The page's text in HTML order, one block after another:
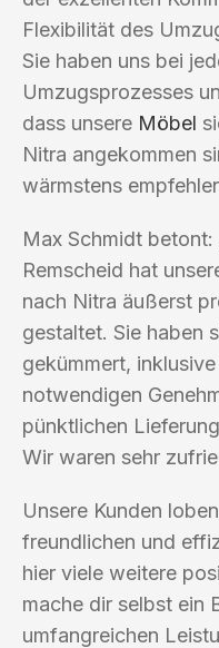
Flexibilität des
Sie haben uns bei
Umzugsprozesses
dass unsere Möbel
Nitra angekommen
wärmstens
Max Schmidt
Remscheid hat
nach Nitra äußerst
gestaltet. Sie haben
gekümmert,
notwendigen
pünktlichen
Wir waren sehr
Unsere Kunden
freundlichen und
hier viele weitere
mache dir selbst ein
umfangreichen